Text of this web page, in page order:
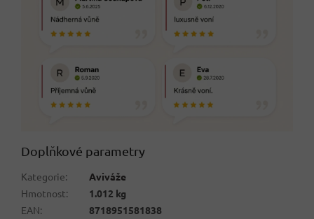
Doplňkové parametry
Kategorie:
Aviváže
Hmotnost:
1.012 kg
EAN:
8718951581838